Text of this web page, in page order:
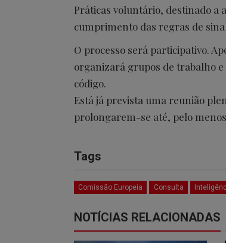
Práticas voluntário, destinado a
cumprimento das regras de
O processo será participativo.
organizará grupos de trabalho
código.
Está já prevista uma reunião
prolongarem-se até, pelo
Tags
Comissão Europeia Consulta
NOTÍCIAS RELACIONADAS